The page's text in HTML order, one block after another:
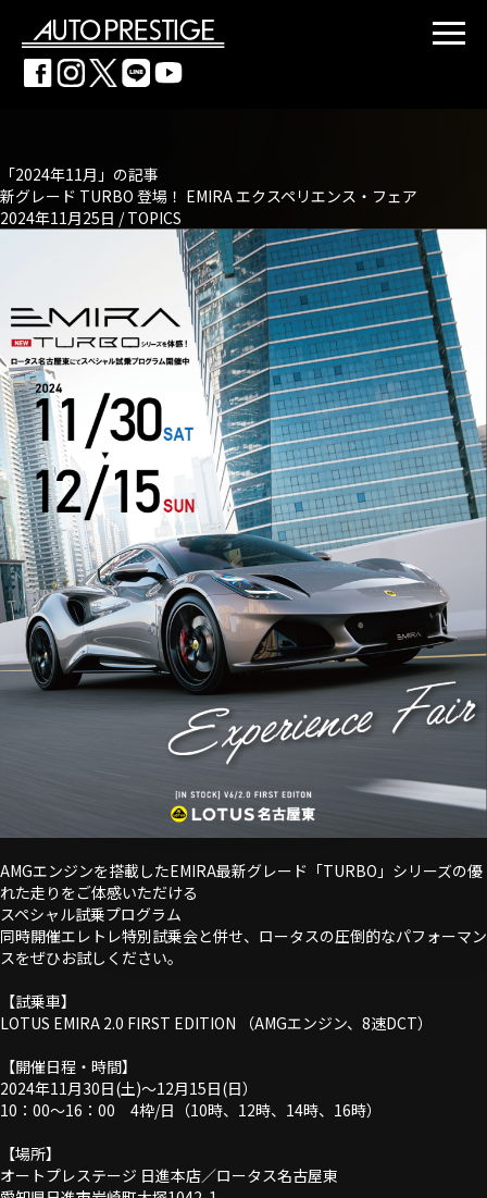
「2024年11月」の記事
新グレード TURBO 登場！ EMIRA エクスペリエンス・フェア
2024年11月25日 /TOPICS
AMGエンジンを搭載したEMIRA最新グレード「TURBO」シリーズの優
れた走りをご体感いただける
スペシャル試乗プログラム
同時開催エレトレ特別試乗会と併せ、ロータスの圧倒的なパフォーマン
スをぜひお試しください。
【試乗車】
LOTUS EMIRA 2.0 FIRST EDITION （AMGエンジン、8速DCT）
【開催日程・時間】
2024年11月30日(土)～12月15日(日）
10：00～16：00 4枠/日（10時、12時、14時、16時）
【場所】
オートプレステージ 日進本店／ロータス名古屋東